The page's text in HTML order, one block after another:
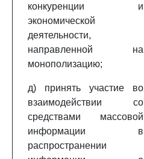
конкуренции и
экономической
деятельности,
направленной на
монополизацию;
д) принять участие во
взаимодействии со
средствами массовой
информации в
распространении